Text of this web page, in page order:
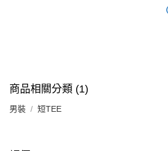
商品相關分類 (1)
男裝 短TEE